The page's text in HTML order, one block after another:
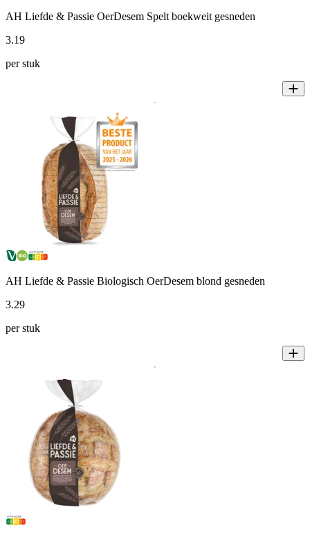
AH Liefde & Passie OerDesem Spelt boekweit gesneden
3.19
per stuk
AH Liefde & Passie Biologisch OerDesem blond gesneden
3.29
per stuk